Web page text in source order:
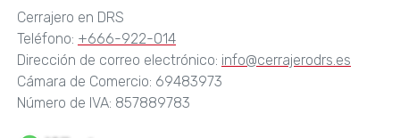
Cerrajero en DRS
Teléfono: +666-922-014
Dirección de correo electrónico: info@cerrajerodrs.es
Cámara de Comercio: 69483973
Número de IVA: 857889783